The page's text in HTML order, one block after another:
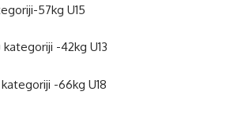
57kg U15
-42kg U13
-66kg U18